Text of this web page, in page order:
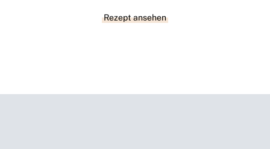
Rezept ansehen